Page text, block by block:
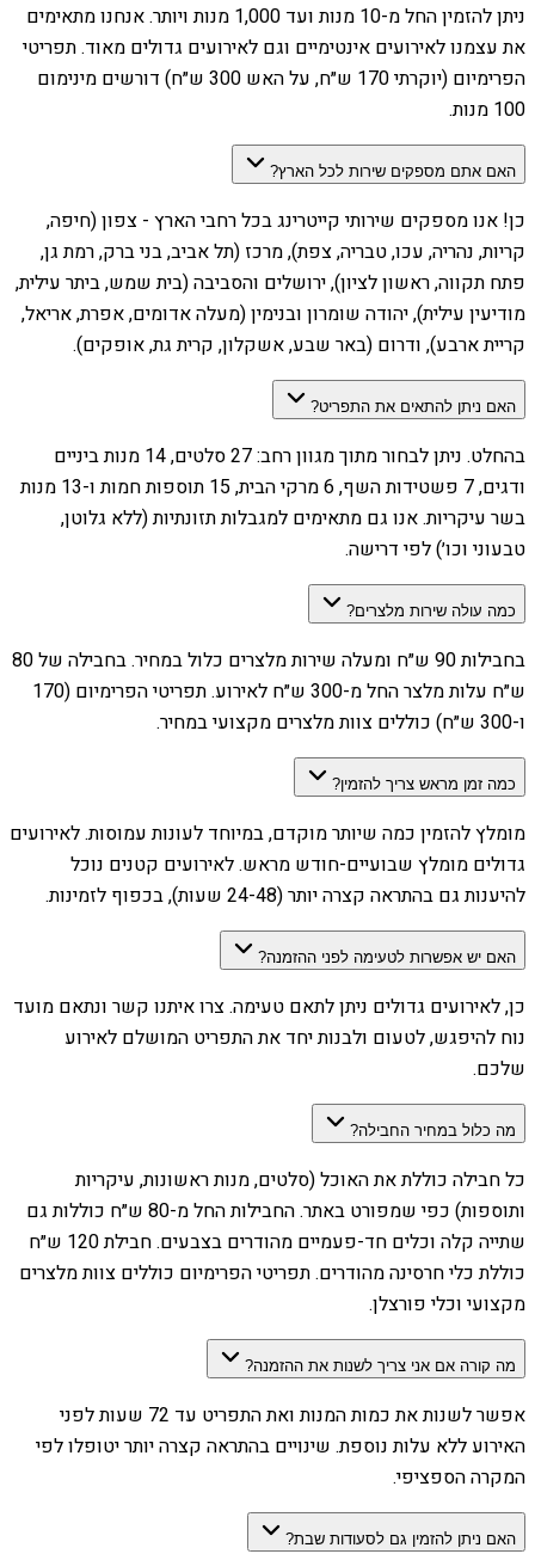
ניתן להזמין החל מ-10 מנות ועד 1,000 מנות ויותר. אנחנו מתאימים
את עצמנו לאירועים אינטימיים וגם לאירועים גדולים מאוד. תפריטי
הפרימיום (יוקרתי 170 ש״ח, על האש 300 ש״ח) דורשים מינימום
100 מנות.
האם אתם מספקים שירות לכל הארץ?
כן! אנו מספקים שירותי קייטרינג בכל רחבי הארץ - צפון (חיפה,
קריות, נהריה, עכו, טבריה, צפת), מרכז (תל אביב, בני ברק, רמת גן,
פתח תקווה, ראשון לציון), ירושלים והסביבה (בית שמש, ביתר עילית,
מודיעין עילית), יהודה שומרון ובנימין (מעלה אדומים, אפרת, אריאל,
קריית ארבע), ודרום (באר שבע, אשקלון, קרית גת, אופקים).
האם ניתן להתאים את התפריט?
בהחלט. ניתן לבחור מתוך מגוון רחב: 27 סלטים, 14 מנות ביניים
ודגים, 7 פשטידות השף, 6 מרקי הבית, 15 תוספות חמות ו-13 מנות
בשר עיקריות. אנו גם מתאימים למגבלות תזונתיות (ללא גלוטן,
טבעוני וכו׳) לפי דרישה.
כמה עולה שירות מלצרים?
בחבילות 90 ש״ח ומעלה שירות מלצרים כלול במחיר. בחבילה של 80
ש״ח עלות מלצר החל מ-300 ש״ח לאירוע. תפריטי הפרימיום (170
ו-300 ש״ח) כוללים צוות מלצרים מקצועי במחיר.
כמה זמן מראש צריך להזמין?
מומלץ להזמין כמה שיותר מוקדם, במיוחד לעונות עמוסות. לאירועים
גדולים מומלץ שבועיים-חודש מראש. לאירועים קטנים נוכל
להיענות גם בהתראה קצרה יותר (24-48 שעות), בכפוף לזמינות.
האם יש אפשרות לטעימה לפני ההזמנה?
כן, לאירועים גדולים ניתן לתאם טעימה. צרו איתנו קשר ונתאם מועד
נוח להיפגש, לטעום ולבנות יחד את התפריט המושלם לאירוע
שלכם.
מה כלול במחיר החבילה?
כל חבילה כוללת את האוכל (סלטים, מנות ראשונות, עיקריות
ותוספות) כפי שמפורט באתר. החבילות החל מ-80 ש״ח כוללות גם
שתייה קלה וכלים חד-פעמיים מהודרים בצבעים. חבילת 120 ש״ח
כוללת כלי חרסינה מהודרים. תפריטי הפרימיום כוללים צוות מלצרים
מקצועי וכלי פורצלן.
מה קורה אם אני צריך לשנות את ההזמנה?
אפשר לשנות את כמות המנות ואת התפריט עד 72 שעות לפני
האירוע ללא עלות נוספת. שינויים בהתראה קצרה יותר יטופלו לפי
המקרה הספציפי.
האם ניתן להזמין גם לסעודות שבת?